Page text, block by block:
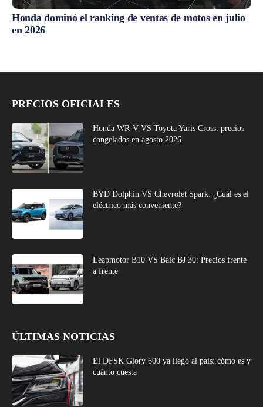
Honda dominó el ranking de ventas de motos en julio
en 2026
PRECIOS OFICIALES
Honda WR-V VS Toyota Yaris Cross: precios
congelados en agosto 2026
BYD Dolphin VS Chevrolet Spark: ¿Cuál es el
eléctrico más conveniente?
Leapmotor B10 VS Baic BJ 30: Precios frente
a frente
ÚLTIMAS NOTICIAS
El DFSK Glory 600 ya llegó al país: cómo es y
cuánto cuesta